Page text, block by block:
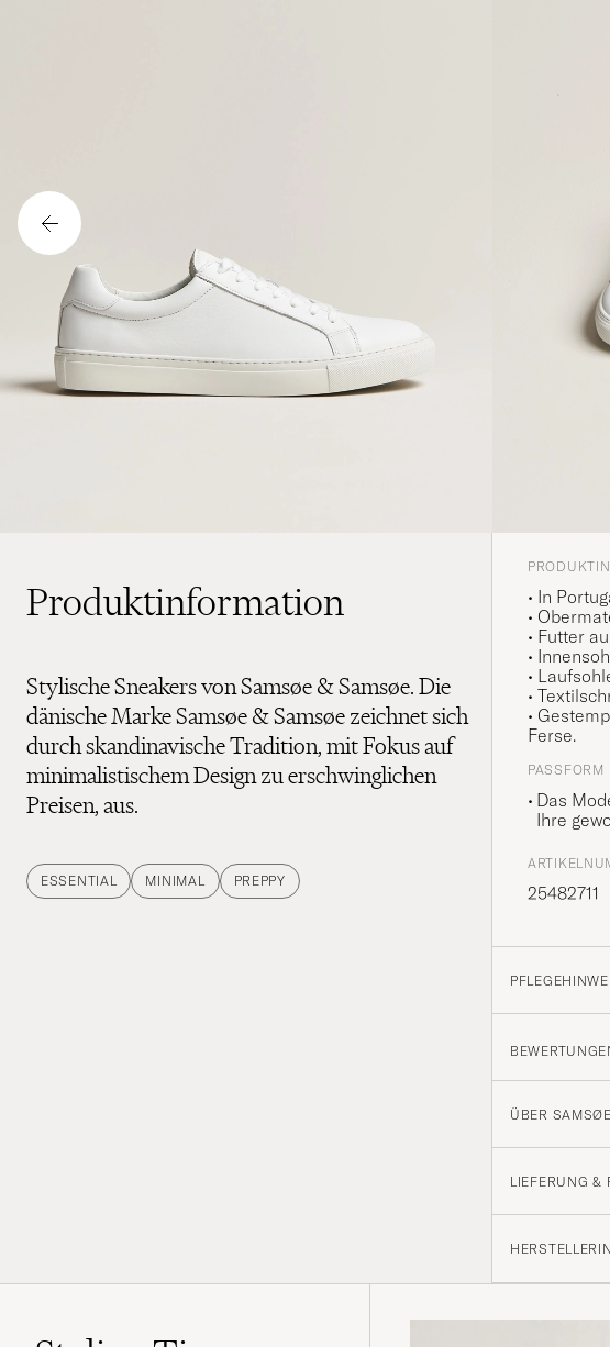
Produktinformation
Stylische Sneakers von Samsøe & Samsøe. Die
dänische Marke Samsøe & Samsøe zeichnet sich
durch skandinavische Tradition, mit Fokus auf
minimalistischem Design zu erschwinglichen
Preisen, aus.
ESSENTIAL MINIMAL PREPPY
• In
•
• Futter
•
•
•
•
Ferse.
PASSFORM
Das
Ihre
25482711
ÜBER
LIEFERUNG &